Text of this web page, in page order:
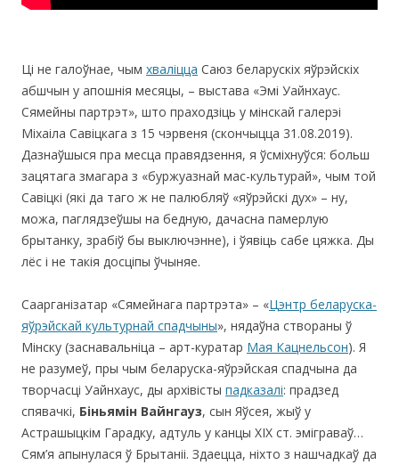
Ці не галоўнае, чым хваліцца Саюз беларускіх яўрэйскіх
абшчын у апошнія месяцы, – выстава «Эмі Уайнхаус.
Сямейны партрэт», што праходзіць у мінскай галерэі
Міхаіла Савіцкага з 15 чэрвеня (скончыцца 31.08.2019).
Дазнаўшыся пра месца правядзення, я ўсміхнуўся: больш
зацятага змагара з «буржуазнай мас-культурай», чым той
Савіцкі (які да таго ж не палюбляў «яўрэйскі дух» – ну,
можа, паглядзеўшы на бедную, дачасна памерлую
брытанку, зрабіў бы выключэнне), і ўявіць сабе цяжка. Ды
лёс і не такія досціпы ўчыняе.
Саарганізатар «Сямейнага партрэта» – «Цэнтр беларуска-
яўрэйскай культурнай спадчыны», нядаўна створаны ў
Мінску (заснавальніца – арт-куратар Мая Кацнельсон). Я
не разумеў, пры чым беларуска-яўрэйская спадчына да
творчасці Уайнхаус, ды архівісты падказалі: прадзед
спявачкі, Біньямін Вайнгауз, сын Яўсея, жыў у
Астрашыцкім Гарадку, адтуль у канцы ХІХ ст. эміграваў…
Сям’я апынулася ў Брытаніі. Здаецца, ніхто з нашчадкаў да